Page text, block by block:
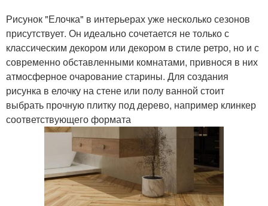
Рисунок "Елочка" в интерьерах уже несколько сезонов
присутствует. Он идеально сочетается не только с
классическим декором или декором в стиле ретро, но и с
современно обставленными комнатами, привнося в них
атмосферное очарование старины. Для создания
рисунка в елочку на стене или полу ванной стоит
выбрать прочную плитку под дерево, например клинкер
соответствующего формата